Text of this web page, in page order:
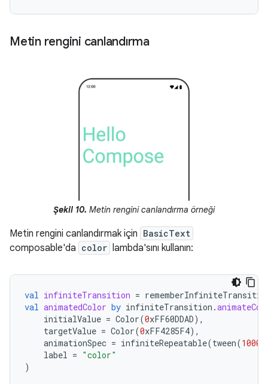
Metin rengini canlandırma
Şekil 10. Metin rengini canlandırma örneği
Metin rengini canlandırmak için BasicText
composable'da color lambda'sını kullanın:
val infiniteTransition =
val animatedColor by infiniteTransition .
initialValue = Color(0xFF60DDAD),
targetValue = Color(0xFF4285F4),
animationSpec = infiniteRepeatable(tween(1000
label = "color"
)